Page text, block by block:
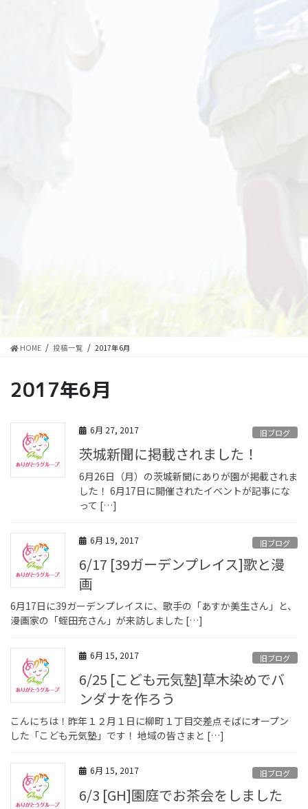
HOME 投稿一覧 2017年6月
2017年6月
6月 27, 2017 旧ブログ
茨城新聞に掲載されました！
6月26日（月）の茨城新聞にありが園が掲載されま
した！ 6月17日に開催されたイベントが記事にな
って […]
6月 19, 2017 旧ブログ
6/17 [39ガーデンプレイス]歌と漫
画
6月17日に39ガーデンプレイスに、歌手の「あすか美生さん」と、
漫画家の「蛭田充さん」が来訪しました […]
6月 15, 2017 旧ブログ
6/25 [こども元気塾]草木染めでバ
ンダナを作ろう
こんにちは！昨年１２月１日に柳町１丁目交差点そばにオープン
した「こども元気塾」です！ 地域の皆さまと […]
6月 15, 2017 旧ブログ
6/3 [GH]園庭でお茶会をしました